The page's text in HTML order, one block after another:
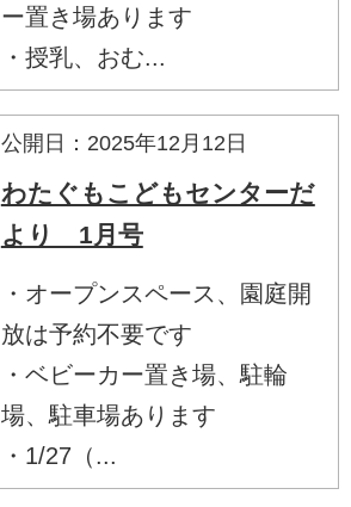
ー置き場あります
・授乳、おむ...
公開日：2025年12月12日
わたぐもこどもセンターだ
より 1月号
・オープンスペース、園庭開
放は予約不要です
・ベビーカー置き場、駐輪
場、駐車場あります
・1/27（...